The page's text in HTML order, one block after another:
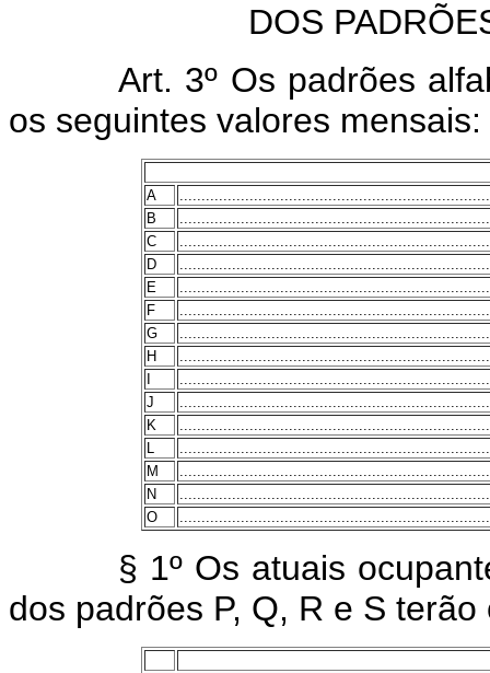
DOS
Art. 3º Os padrões
os seguintes valores mensais:
A
B
C
D
E
F
G
H
J
K
M
N
O
§ 1º Os atuais
dos padrões P, Q, R e S